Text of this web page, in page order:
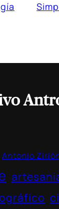
Antonio